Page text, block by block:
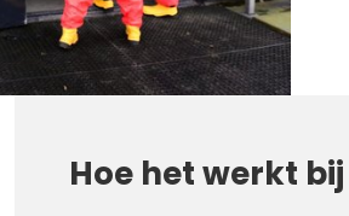
Hoe het werkt